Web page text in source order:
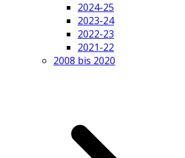
2024-25
2023-24
2022-23
2021-22
2008 bis 2020